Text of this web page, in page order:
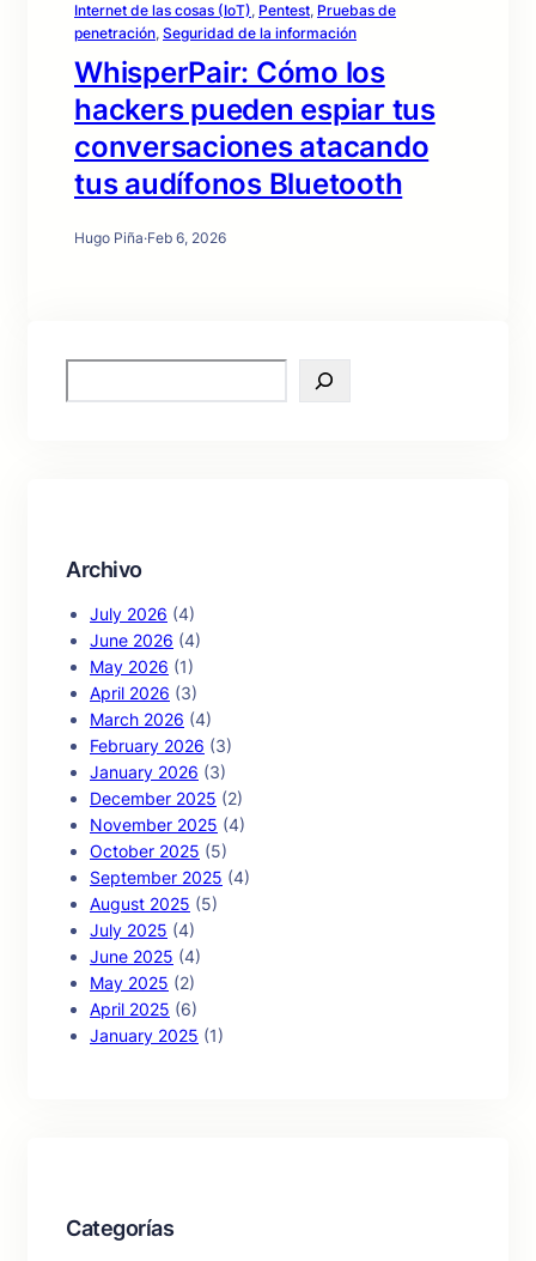
Internet de las cosas (IoT), Pentest, Pruebas de
penetración, Seguridad de la información
WhisperPair: Cómo los
hackers pueden espiar tus
conversaciones atacando
tus audífonos Bluetooth
Hugo Piña·Feb 6, 2026
e
Archivo
July 2026 (4)
June 2026 (4)
May 2026 (1)
April 2026 (3)
March 2026 (4)
February 2026 (3)
January 2026 (3)
December 2025 (2)
November 2025 (4)
October 2025 (5)
September 2025 (4)
August 2025 (5)
July 2025 (4)
June 2025 (4)
May 2025 (2)
April 2025 (6)
January 2025 (1)
Categorías